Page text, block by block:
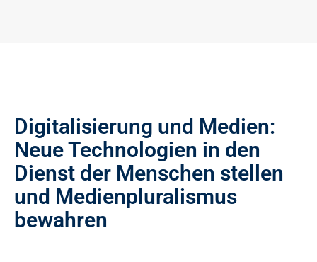
Digitalisierung und Medien:
Neue Technologien in den
Dienst der Menschen stellen
und Medienpluralismus
bewahren